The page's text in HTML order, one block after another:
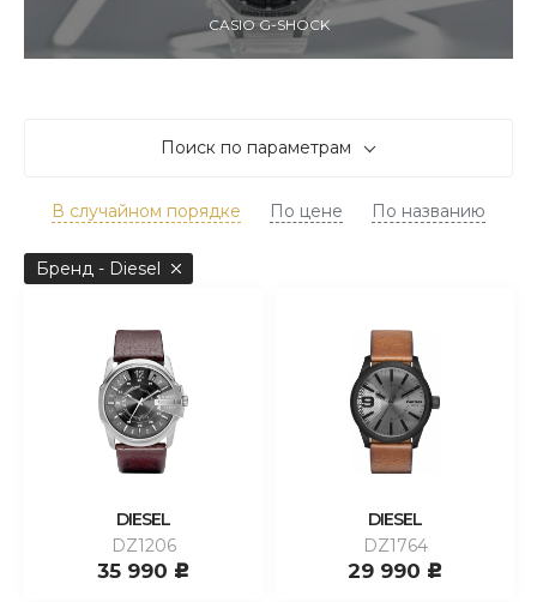
CASIO G-SHOCK
Поиск по параметрам
В случайном порядке По цене По названию
Бренд - Diesel
DIESEL
DZ1206
35 990 c
DIESEL
DZ1764
29 990 c